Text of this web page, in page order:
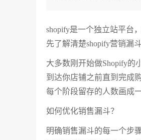
shopify是一个独立站平台
先了解清楚shopify营销漏
大多数刚开始做Shopify的
到达你店铺之前直到完成
每个阶段留存的人数画成
如何优化销售漏斗？
明确销售漏斗的每一个步